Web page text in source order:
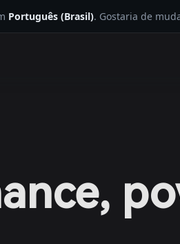
Português (Brasil). Gostaria de